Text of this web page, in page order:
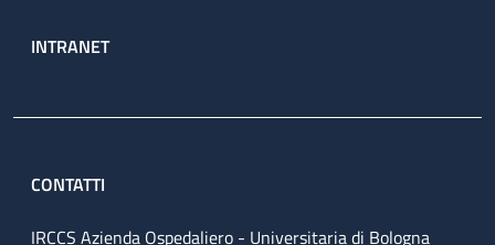
INTRANET
CONTATTI
IRCCS Azienda Ospedaliero - Universitaria di Bologna